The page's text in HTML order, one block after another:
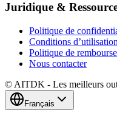
Juridique &
Politique de
Conditions d’utilisation
Politique de
Nous contacter
© AITDK - Les meilleurs
Français